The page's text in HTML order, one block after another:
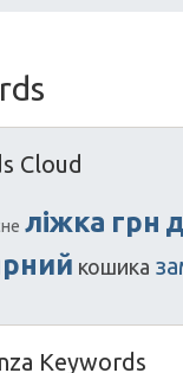
Cloud
ліжка грн
кошика
Keywords